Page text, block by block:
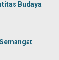
Budaya